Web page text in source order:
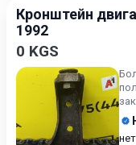
Кронштейн
1992
0 KGS